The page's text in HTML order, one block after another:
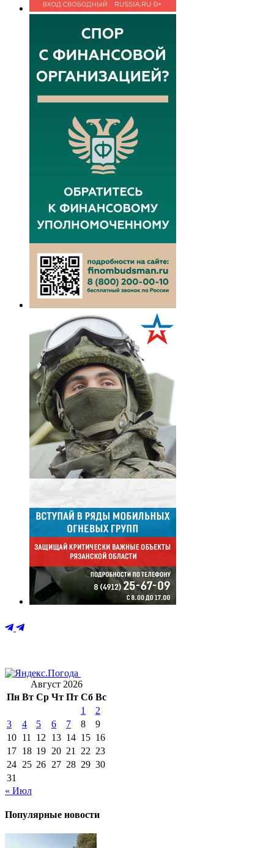
Август 2026
Пн Вт Ср Чт Пт Сб Вс
1
2
3
4 5 6 7 8
9
10 11 12 13 14 15 16
17 18 19 20 21 22 23
24 25 26 27 28 29 30
31
« Июл
Популярные новости